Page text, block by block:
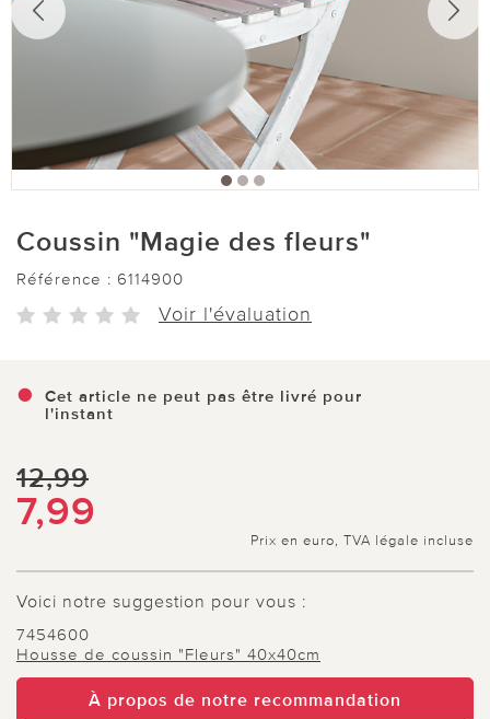
Coussin "Magie des fleurs"
Référence : 6114900
Voir l'évaluation
Cet article ne peut pas être livré pour
l'instant
12,99
7,99
Prix en euro, TVA légale incluse
Voici notre suggestion pour vous :
7454600
Housse de coussin "Fleurs" 40x40cm
À propos de notre recommandation